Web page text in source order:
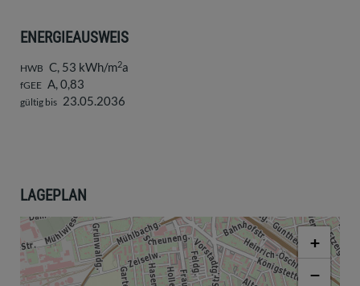
ENERGIEAUSWEIS
HWB C, 53 kWh/m2a
fGEE A, 0,83
gültig bis 23.05.2036
LAGEPLAN
+
−